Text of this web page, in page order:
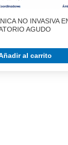
NO INVASIVA
AGUDO
al carrito